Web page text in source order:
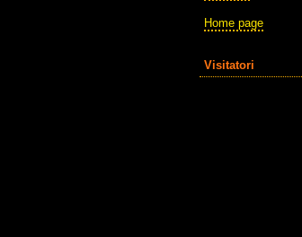
Home page
Visitatori